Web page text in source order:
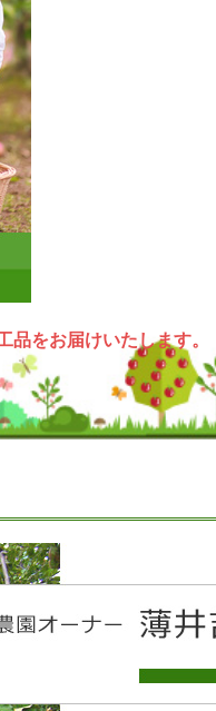
品をお届けいたします。